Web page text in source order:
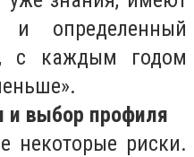
и определенный
с каждым годом
и выбор профиля
некоторые риски.